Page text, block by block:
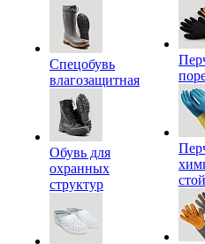
Спецобувь
влагозащитная
Обувь для
охранных
структур